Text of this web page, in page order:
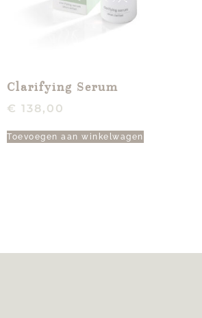
Clarifying Serum
€ 138,00
Toevoegen aan winkelwagen